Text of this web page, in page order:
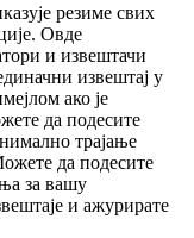
казује резиме свих
ије. Овде
тори и извештачи
диначни извештај у
мејлом ако је
жете да подесите
нимално трајање
ожете да подесите
а за вашу
вештаје и ажурирате